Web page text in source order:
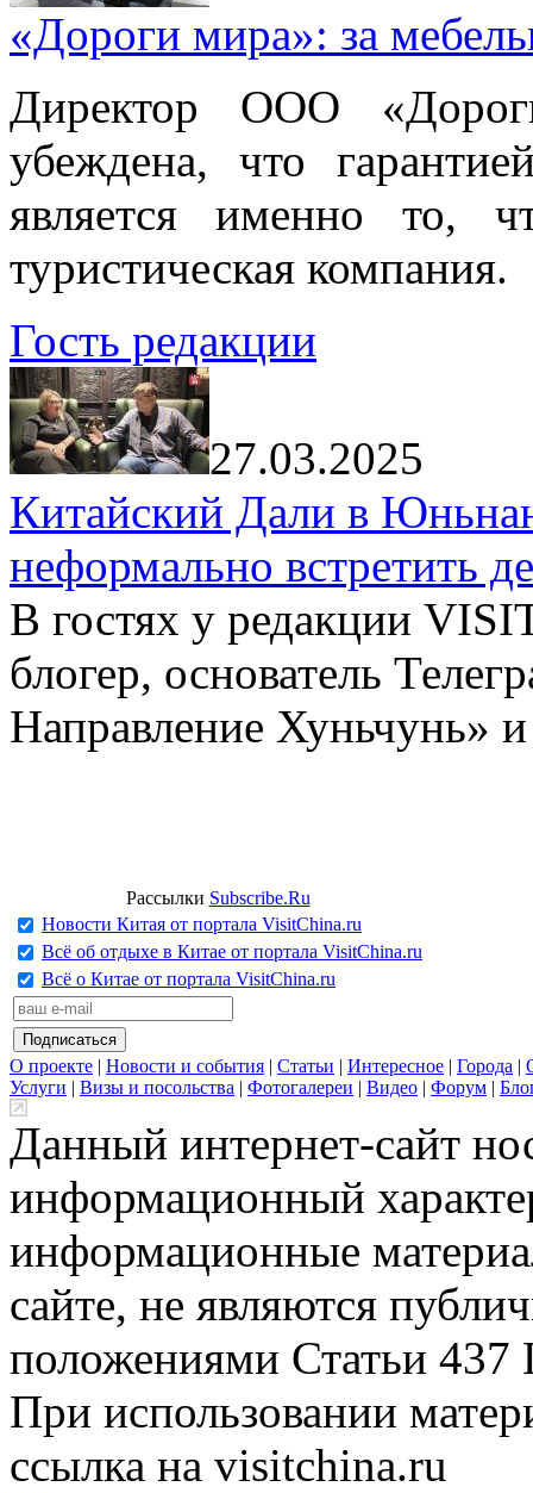
«Дороги мира»: за
Директор ООО
убеждена, что
является именно то,
туристическая компания.
Гость редакции
27.03.2025
Китайский Дали в
неформально встретить
В гостях у редакции
блогер, основатель
Направление Хуньчунь»
Рассылки Subscribe.Ru
Новости Китая от портала VisitChina.ru
Всё об отдыхе в Китае от портала VisitChina.ru
Всё о Китае от портала VisitChina.ru
О проекте | Новости и события | Статьи | Интересное | Города |
Услуги | Визы и посольства | Фотогалереи | Видео | Форум |
Данный интернет-сайт
информационный
информационные
сайте, не являются
положениями Статьи 437
При использовании
ссылка на visitchina.ru